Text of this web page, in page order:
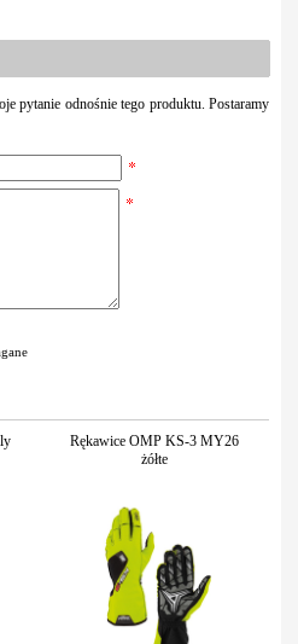
pytanie odnośnie tego produktu. Postaramy
Rękawice OMP KS-3 MY26
żółte